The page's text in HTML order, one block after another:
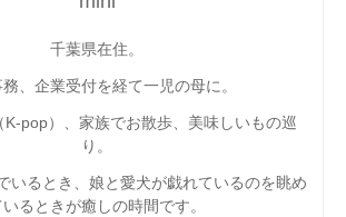
千葉県在住。
、企業受付を経て一児の母に。
K-pop）、家族でお散歩、美味しいもの巡
り。
いるとき、娘と愛犬が戯れているのを眺め
いるときが癒しの時間です。